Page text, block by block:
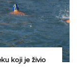
koji je živio